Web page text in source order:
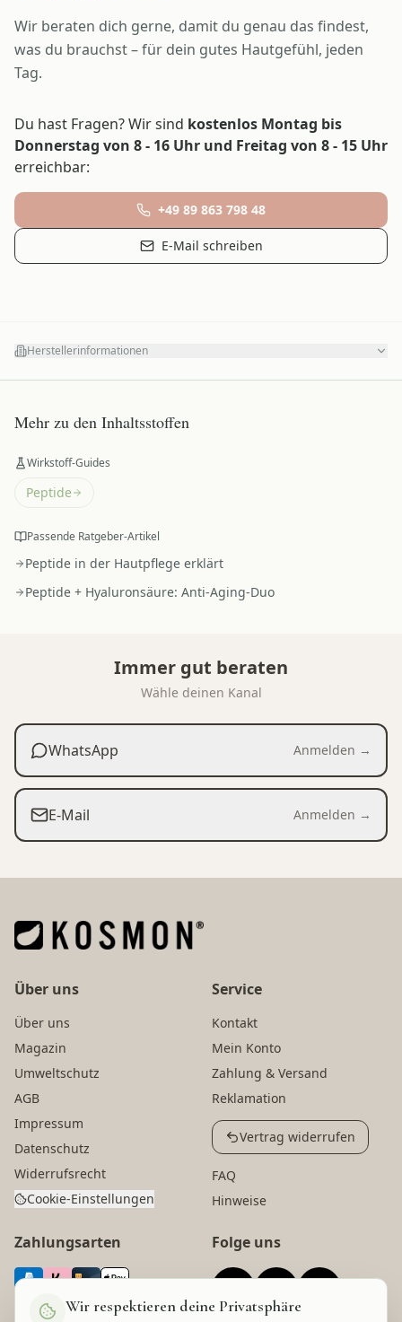
Wir respektieren deine Privatsphäre
Wir beraten dich gerne, damit du genau das findest,
was du brauchst – für dein gutes Hautgefühl, jeden
Tag.
Du hast Fragen? Wir sind kostenlos Montag bis
Donnerstag von 8 - 16 Uhr und Freitag von 8 - 15 Uhr
erreichbar:
+49 89 863 798 48
E-Mail schreiben
Herstellerinformationen
Mehr zu den Inhaltsstoffen
Wirkstoff-Guides
Peptide
Passende Ratgeber-Artikel
Peptide in der Hautpflege erklärt
Peptide + Hyaluronsäure: Anti-Aging-Duo
Immer gut beraten
Wähle deinen Kanal
WhatsApp Anmelden →
E-Mail Anmelden →
Über uns
Über uns
Magazin
Umweltschutz
AGB
Impressum
Datenschutz
Widerrufsrecht
Cookie-Einstellungen
Service
Kontakt
Mein Konto
Zahlung & Versand
Reklamation
Vertrag widerrufen
FAQ
Hinweise
Zahlungsarten Folge uns